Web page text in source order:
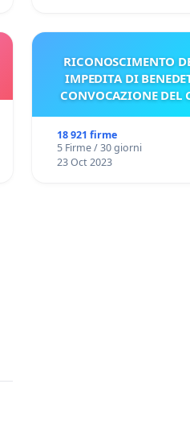
RICONOSCIMENTO
IMPEDITA DI
CONVOCAZIONE DEL
18 921 firme
5 Firme / 30 giorni
23 Oct 2023